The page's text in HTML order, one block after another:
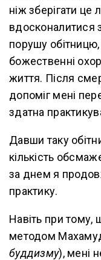
ніж зберігати
порушу
божественні
життя. Після
допоміг мені
здатна
Давши таку
кількість
за днем я
практику.
Навіть при тому,
методом
буддизму), мені